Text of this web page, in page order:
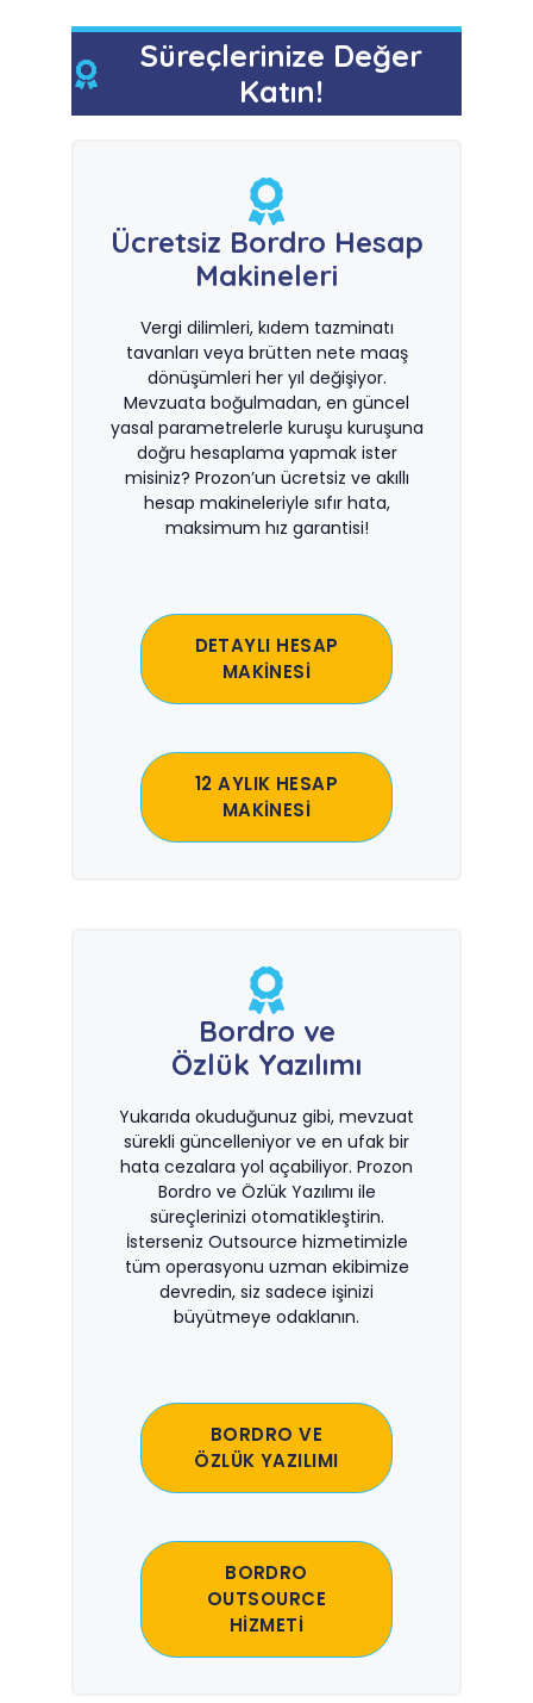
Süreçlerinize Değer
Katın!
Ücretsiz Bordro Hesap
Makineleri
Vergi dilimleri, kıdem tazminatı
tavanları veya brütten nete maaş
dönüşümleri her yıl değişiyor.
Mevzuata boğulmadan, en güncel
yasal parametrelerle kuruşu kuruşuna
doğru hesaplama yapmak ister
misiniz? Prozon’un ücretsiz ve akıllı
hesap makineleriyle sıfır hata,
maksimum hız garantisi!
DETAYLI HESAP
MAKİNESİ
12 AYLIK HESAP
MAKİNESİ
Bordro ve
Özlük Yazılımı
Yukarıda okuduğunuz gibi, mevzuat
sürekli güncelleniyor ve en ufak bir
hata cezalara yol açabiliyor. Prozon
Bordro ve Özlük Yazılımı ile
süreçlerinizi otomatikleştirin.
İsterseniz Outsource hizmetimizle
tüm operasyonu uzman ekibimize
devredin, siz sadece işinizi
büyütmeye odaklanın.
BORDRO VE
ÖZLÜK YAZILIMI
BORDRO
OUTSOURCE
HİZMETİ